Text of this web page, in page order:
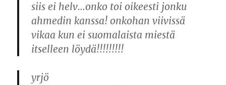
siis ei helv…onko toi oikeesti jonku
ahmedin kanssa! onkohan viivissä
vikaa kun ei suomalaista miestä
itselleen löydä!!!!!!!!!
yrjö